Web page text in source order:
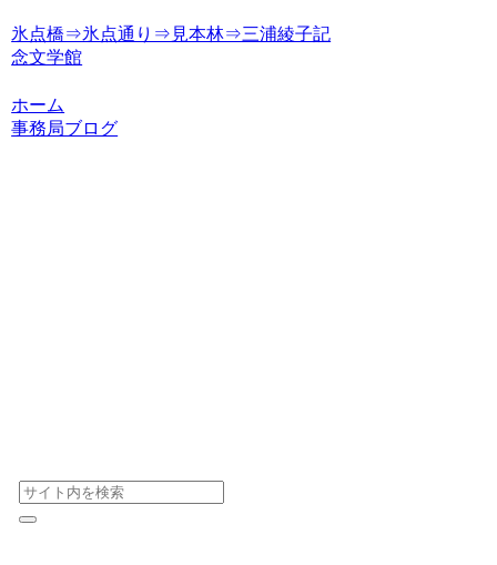
氷点橋⇒氷点通り⇒見本林⇒三浦綾子記
念文学館
ホーム
事務局ブログ